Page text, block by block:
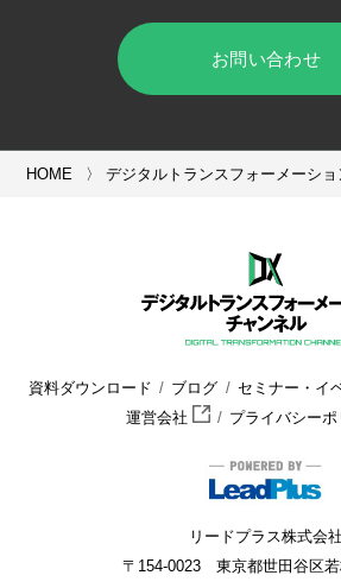
HOME デジタルトランスフォーメーシ
お問い合わせ
資料ダウンロード ブログ セミナー・イ
運営会社
プライバシーポ
リードプラス株式会社
〒154-0023 東京都世田谷区若